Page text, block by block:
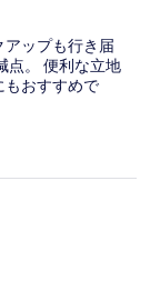
ップも行き届
点。 便利な立地
もおすすめで